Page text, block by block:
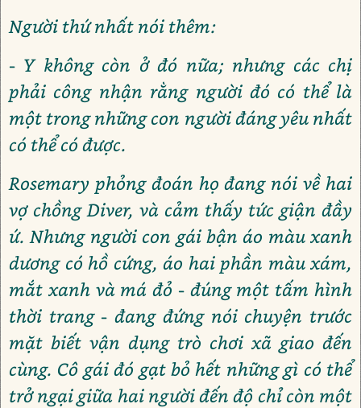
Người thứ nhất nói thêm:
- Y không còn ở đó nữa; nhưng các chị
phải công nhận rằng người đó có thể là
một trong những con người đáng yêu nhất
có thể có được.
Rosemary phỏng đoán họ đang nói về hai
vợ chồng Diver, và cảm thấy tức giận đầy
ứ. Nhưng người con gái bận áo màu xanh
dương có hồ cứng, áo hai phần màu xám,
mắt xanh và má đỏ - đúng một tấm hình
thời trang - đang đứng nói chuyện trước
mặt biết vận dụng trò chơi xã giao đến
cùng. Cô gái đó gạt bỏ hết những gì có thể
trở ngại giữa hai người đến độ chỉ còn một